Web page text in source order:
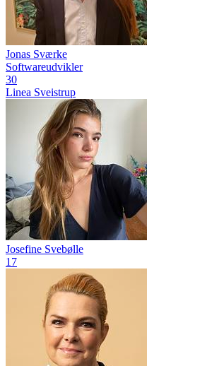
Jonas Sværke
Softwareudvikler
30
Linea Sveistrup
Josefine Svebølle
17